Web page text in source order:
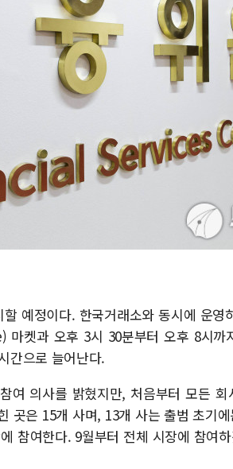
예정이다. 한국거래소와 동시에 운영
마켓과 오후 3시 30분부터 오후 8시
간으로 늘어난다.
여 의사를 밝혔지만, 처음부터 모든 회
곳은 15개 사며, 13개 사는 출범 초기에
참여한다. 9월부터 전체 시장에 참여